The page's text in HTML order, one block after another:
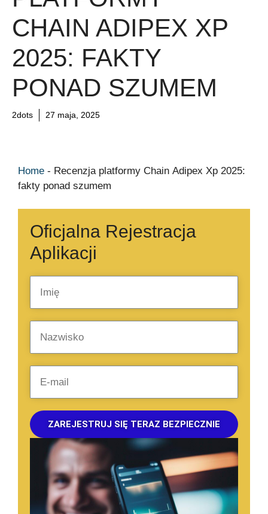
CHAIN ADIPEX XP
2025: FAKTY
PONAD SZUMEM
2dots 27 maja, 2025
Home - Recenzja platformy Chain Adipex Xp 2025:
fakty ponad szumem
Oficjalna Rejestracja
Aplikacji
ZAREJESTRUJ SIĘ TERAZ BEZPIECZNIE